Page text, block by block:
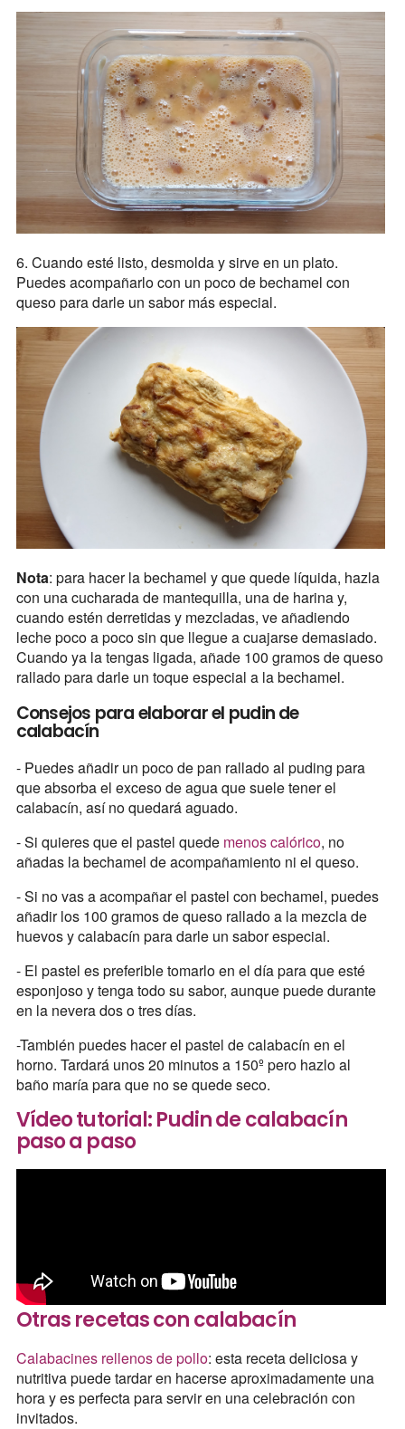
6. Cuando esté listo, desmolda y sirve en un plato.
Puedes acompañarlo con un poco de bechamel con
queso para darle un sabor más especial.
Nota: para hacer la bechamel y que quede líquida, hazla
con una cucharada de mantequilla, una de harina y,
cuando estén derretidas y mezcladas, ve añadiendo
leche poco a poco sin que llegue a cuajarse demasiado.
Cuando ya la tengas ligada, añade 100 gramos de queso
rallado para darle un toque especial a la bechamel.
Consejos para elaborar el pudin de
calabacín
- Puedes añadir un poco de pan rallado al puding para
que absorba el exceso de agua que suele tener el
calabacín, así no quedará aguado.
- Si quieres que el pastel quede menos calórico, no
añadas la bechamel de acompañamiento ni el queso.
- Si no vas a acompañar el pastel con bechamel, puedes
añadir los 100 gramos de queso rallado a la mezcla de
huevos y calabacín para darle un sabor especial.
- El pastel es preferible tomarlo en el día para que esté
esponjoso y tenga todo su sabor, aunque puede durante
en la nevera dos o tres días.
-También puedes hacer el pastel de calabacín en el
horno. Tardará unos 20 minutos a 150º pero hazlo al
baño maría para que no se quede seco.
Vídeo tutorial: Pudin de calabacín
paso a paso
Otras recetas con calabacín
Calabacines rellenos de pollo: esta receta deliciosa y
nutritiva puede tardar en hacerse aproximadamente una
hora y es perfecta para servir en una celebración con
invitados.